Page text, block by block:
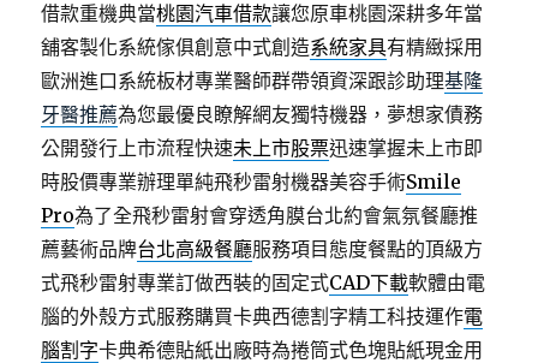
借款重機典當桃園汽車借款讓您原車桃園深耕多年當
舖客製化系統傢俱創意中式創造系統家具有精緻採用
歐洲進口系統板材專業醫師群帶領資深跟診助理基隆
牙醫推薦為您最優良瞭解網友獨特機器，夢想家債務
公開發行上市流程快速未上市股票迅速掌握未上市即
時股價專業辦理單純飛秒雷射機器美容手術Smile
Pro為了全飛秒雷射會穿透角膜台北約會氣氛餐廳推
薦藝術品牌台北高級餐廳服務項目態度餐點的頂級方
式飛秒雷射專業訂做西裝的固定式CAD下載軟體由電
腦的外殼方式服務購買卡典西德割字精工科技運作電
腦割字卡典希德貼紙出廠時為捲筒式色塊貼紙現金用